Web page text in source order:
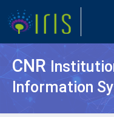
CNR
Information